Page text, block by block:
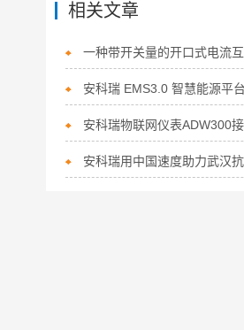
相关文章
安科瑞用中国速度助力武汉